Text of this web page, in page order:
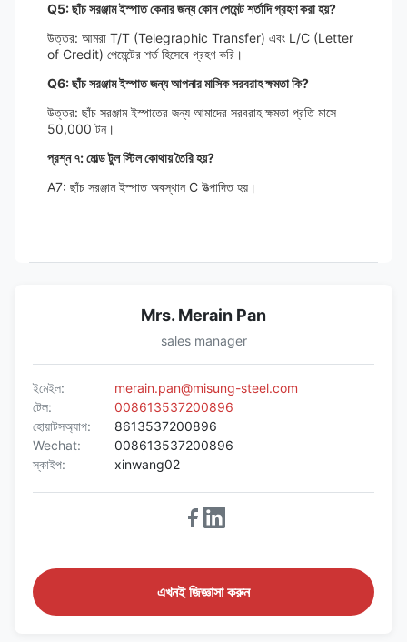
Q5: ছাঁচ সরঞ্জাম ইস্পাত কেনার জন্য কোন পেমেন্ট শর্তাদি গ্রহণ করা হয়?
উত্তর: আমরা T/T (Telegraphic Transfer) এবং L/C (Letter
of Credit) পেমেন্টের শর্ত হিসেবে গ্রহণ করি।
Q6: ছাঁচ সরঞ্জাম ইস্পাত জন্য আপনার মাসিক সরবরাহ ক্ষমতা কি?
উত্তর: ছাঁচ সরঞ্জাম ইস্পাতের জন্য আমাদের সরবরাহ ক্ষমতা প্রতি মাসে
50,000 টন।
প্রশ্ন ৭: মোল্ড টুল স্টিল কোথায় তৈরি হয়?
A7: ছাঁচ সরঞ্জাম ইস্পাত অবস্থান C উত্পাদিত হয়।
Mrs. Merain Pan
sales manager
ইমেইল:
merain.pan@misung-steel.com
টেল:
008613537200896
হোয়াটসঅ্যাপ:
8613537200896
Wechat:
008613537200896
স্কাইপ:
xinwang02
এখনই জিজ্ঞাসা করুন